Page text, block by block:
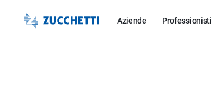
Aziende Professionisti